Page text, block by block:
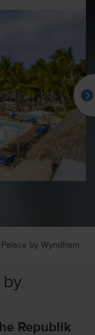
by Wyndham
by
Republik